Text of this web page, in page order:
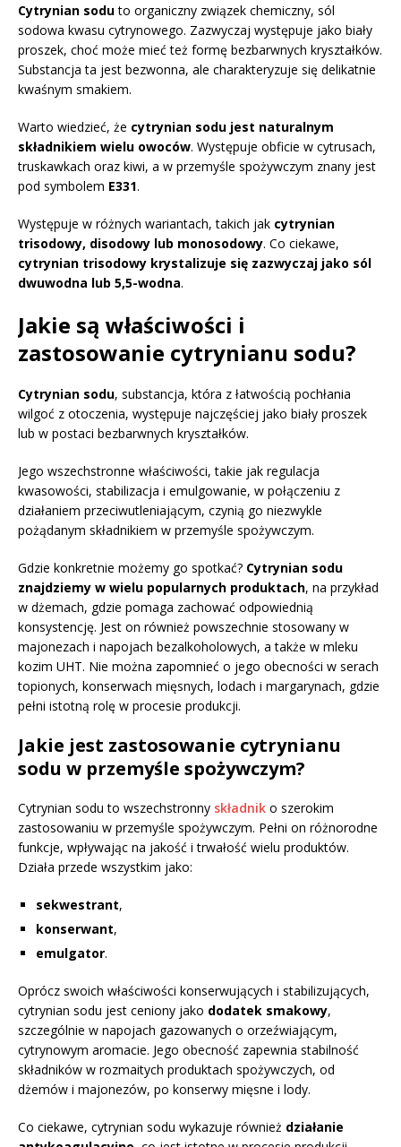
Cytrynian soduto organiczny związek chemiczny, sól
sodowa kwasu cytrynowego. Zazwyczaj występuje jako biały
proszek, choć może mieć też formę bezbarwnych kryształków.
Substancja ta jest bezwonna, ale charakteryzuje się delikatnie
kwaśnym smakiem.
Warto wiedzieć, że cytrynian sodu jest naturalnym
składnikiem wielu owoców. Występuje obficie w cytrusach,
truskawkach oraz kiwi, a w przemyśle spożywczym znany jest
pod symbolem E331.
Występuje w różnych wariantach, takich jak cytrynian
trisodowy, disodowy lub monosodowy. Co ciekawe,
cytrynian trisodowy krystalizuje się zazwyczaj jako sól
dwuwodna lub 5,5-wodna.
Jakie są właściwości i
zastosowanie cytrynianu sodu?
Cytrynian sodu, substancja, która z łatwością pochłania
wilgoć z otoczenia, występuje najczęściej jako biały proszek
lub w postaci bezbarwnych kryształków.
Jego wszechstronne właściwości, takie jak regulacja
kwasowości, stabilizacja i emulgowanie, w połączeniu z
działaniem przeciwutleniającym, czynią go niezwykle
pożądanym składnikiem w przemyśle spożywczym.
Gdzie konkretnie możemy go spotkać? Cytrynian sodu
znajdziemy w wielu popularnych produktach, na przykład
w dżemach, gdzie pomaga zachować odpowiednią
konsystencję. Jest on również powszechnie stosowany w
majonezach i napojach bezalkoholowych, a także w mleku
kozim UHT. Nie można zapomnieć o jego obecności w serach
topionych, konserwach mięsnych, lodach i margarynach, gdzie
pełni istotną rolę w procesie produkcji.
Jakie jest zastosowanie cytrynianu
sodu w przemyśle spożywczym?
Cytrynian sodu to wszechstronny składnik o szerokim
zastosowaniu w przemyśle spożywczym. Pełni on różnorodne
funkcje, wpływając na jakość i trwałość wielu produktów.
Działa przede wszystkim jako:
sekwestrant,
konserwant,
emulgator.
Oprócz swoich właściwości konserwujących i stabilizujących,
cytrynian sodu jest ceniony jako dodatek smakowy,
szczególnie w napojach gazowanych o orzeźwiającym,
cytrynowym aromacie. Jego obecność zapewnia stabilność
składników w rozmaitych produktach spożywczych, od
dżemów i majonezów, po konserwy mięsne i lody.
Co ciekawe, cytrynian sodu wykazuje również działanie